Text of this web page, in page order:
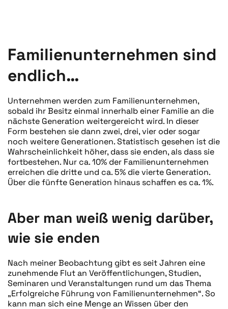
Familienunternehmen sind
endlich…
Unternehmen werden zum Familienunternehmen,
sobald ihr Besitz einmal innerhalb einer Familie an die
nächste Generation weitergereicht wird. In dieser
Form bestehen sie dann zwei, drei, vier oder sogar
noch weitere Generationen. Statistisch gesehen ist die
Wahrscheinlichkeit höher, dass sie enden, als dass sie
fortbestehen. Nur ca. 10% der Familienunternehmen
erreichen die dritte und ca. 5% die vierte Generation.
Über die fünfte Generation hinaus schaffen es ca. 1%.
Aber man weiß wenig darüber,
wie sie enden
Nach meiner Beobachtung gibt es seit Jahren eine
zunehmende Flut an Veröffentlichungen, Studien,
Seminaren und Veranstaltungen rund um das Thema
„Erfolgreiche Führung von Familienunternehmen“. So
kann man sich eine Menge an Wissen über den